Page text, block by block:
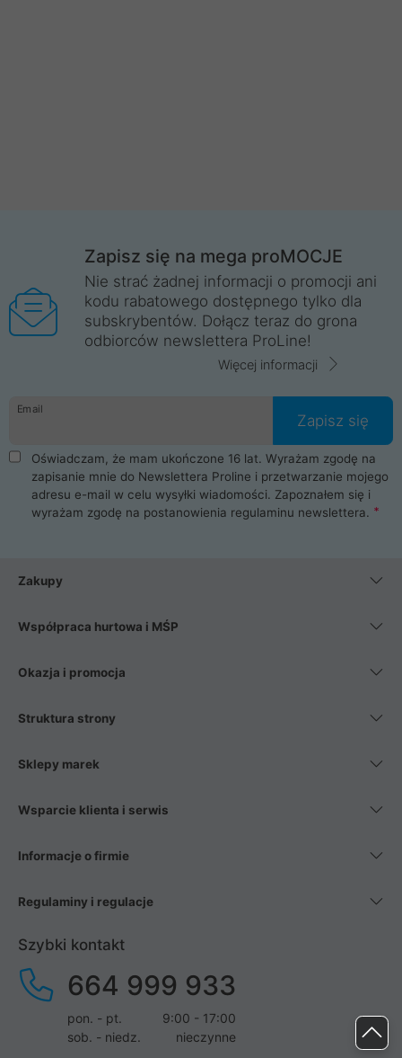
Zapisz się na mega proMOCJE
Nie strać żadnej informacji o promocji ani
kodu rabatowego dostępnego tylko dla
subskrybentów. Dołącz teraz do grona
odbiorców newslettera ProLine!
Więcej informacji
Email
Zapisz się
Oświadczam, że mam ukończone 16 lat. Wyrażam zgodę na
zapisanie mnie do Newslettera Proline i przetwarzanie mojego
adresu e-mail w celu wysyłki wiadomości. Zapoznałem się i
wyrażam zgodę na postanowienia regulaminu newslettera.
Zakupy
Współpraca hurtowa i MŚP
Okazja i promocja
Struktura strony
Sklepy marek
Wsparcie klienta i serwis
Informacje o firmie
Regulaminy i regulacje
Szybki kontakt
664 999 933
pon. - pt.
9:00 - 17:00
sob. - niedz.
nieczynne